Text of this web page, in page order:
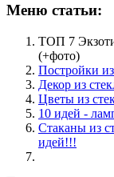
Меню статьи:
ТОП 7
(+фото)
Постройки
Декор из
Цветы из
10 идей -
Стаканы из
идей!!!